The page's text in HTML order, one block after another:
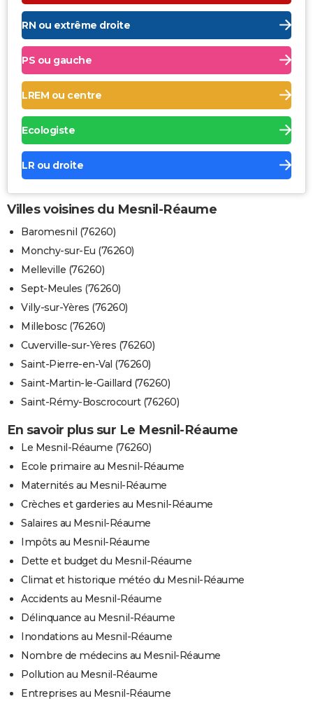
RN ou extrême droite
PS ou gauche
LREM ou centre
Ecologiste
LR ou droite
Villes voisines du Mesnil-Réaume
Baromesnil (76260)
Monchy-sur-Eu (76260)
Melleville (76260)
Sept-Meules (76260)
Villy-sur-Yères (76260)
Millebosc (76260)
Cuverville-sur-Yères (76260)
Saint-Pierre-en-Val (76260)
Saint-Martin-le-Gaillard (76260)
Saint-Rémy-Boscrocourt (76260)
En savoir plus sur Le Mesnil-Réaume
Le Mesnil-Réaume (76260)
Ecole primaire au Mesnil-Réaume
Maternités au Mesnil-Réaume
Crèches et garderies au Mesnil-Réaume
Salaires au Mesnil-Réaume
Impôts au Mesnil-Réaume
Dette et budget du Mesnil-Réaume
Climat et historique météo du Mesnil-Réaume
Accidents au Mesnil-Réaume
Délinquance au Mesnil-Réaume
Inondations au Mesnil-Réaume
Nombre de médecins au Mesnil-Réaume
Pollution au Mesnil-Réaume
Entreprises au Mesnil-Réaume